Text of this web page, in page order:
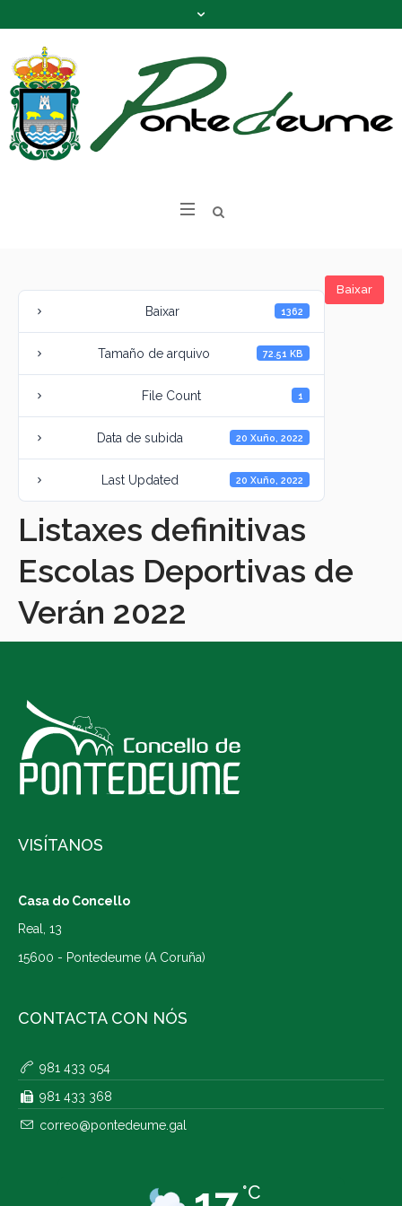
Baixar
Baixar 1362
Tamaño de arquivo 72.51 KB
File Count 1
Data de subida 20 Xuño, 2022
Last Updated 20 Xuño, 2022
Listaxes definitivas
Escolas Deportivas de
Verán 2022
VISÍTANOS
Casa do Concello
Real, 13
15600 - Pontedeume (A Coruña)
CONTACTA CON NÓS
981 433 054
981 433 368
correo@pontedeume.gal
°C